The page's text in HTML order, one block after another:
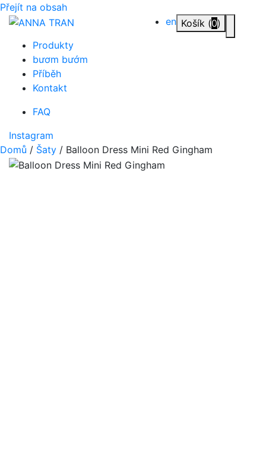
Přejít na obsah
en Košík (0)
Produkty
bươm bướm
Příběh
Kontakt
FAQ
Instagram
Domů / Šaty / Balloon Dress Mini Red Gingham